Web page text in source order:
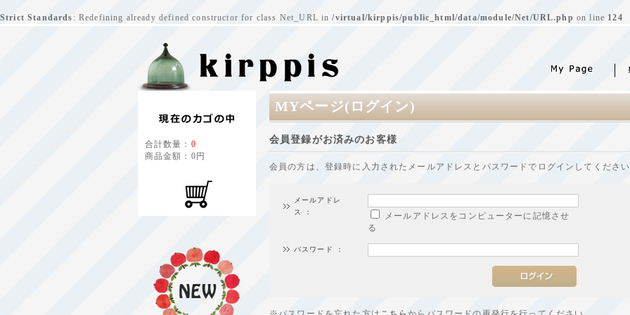
Strict Standards : Redefining already defined constructor for class Net_URL in/virtual/kirppis/public_html/data/module/Net/URL.php on line 124
合計数量： 0
商品金額： 0円
MYページ(ログイン)
会員登録がお済みのお客様
会員の方は、登録時に入力されたメールアドレスとパスワードでログインしてくださ
メールアドレ
ス ：
メールアドレスをコンピューターに記憶させ
る
パスワード ：